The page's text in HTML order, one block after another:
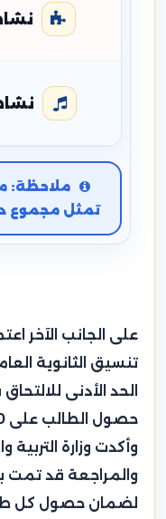
ملاحظة:
تمثل مجموع
على الجانب الآخر
الحد الأدنى
وأكدت وزارة
والمراجعة قد تمت
لضمان حصول كل